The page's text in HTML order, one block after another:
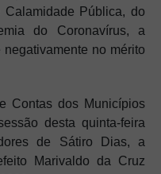
Pública, do
do Coronavírus, a
no mérito
Contas dos Municípios
desta quinta-feira
de Sátiro Dias, a
Marivaldo da Cruz